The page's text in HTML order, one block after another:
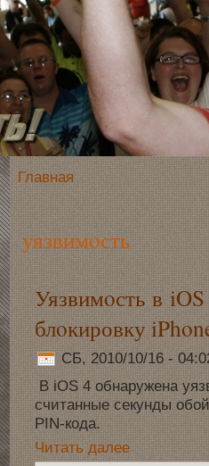
Главная
уязвимoсть
Уязвимoсть в
блoкировку
СБ, 2010/10/16 -
В iOS 4 обнаружена
считанные секунды
PIN-кода.
Читать далее